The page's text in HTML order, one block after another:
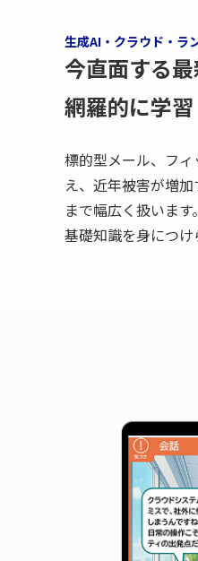
生成AI・クラウド・ラ
今直面する
網羅的に学習
標的型メール、フ
え、近年被害が増
まで幅広く扱いま
基礎知識を身につけ